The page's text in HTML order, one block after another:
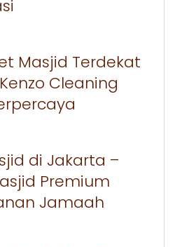
Masjid Terdekat
Cleaning
di Jakarta –
Premium
Jamaah